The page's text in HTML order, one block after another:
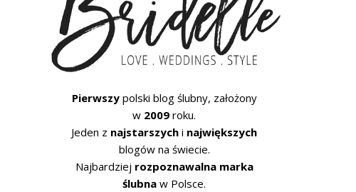
Pierwszypolski blog ślubny, założony
w 2009 roku.
Jeden z najstarszych i największych
blogów na świecie.
Najbardziej rozpoznawalna marka
ślubna w Polsce.